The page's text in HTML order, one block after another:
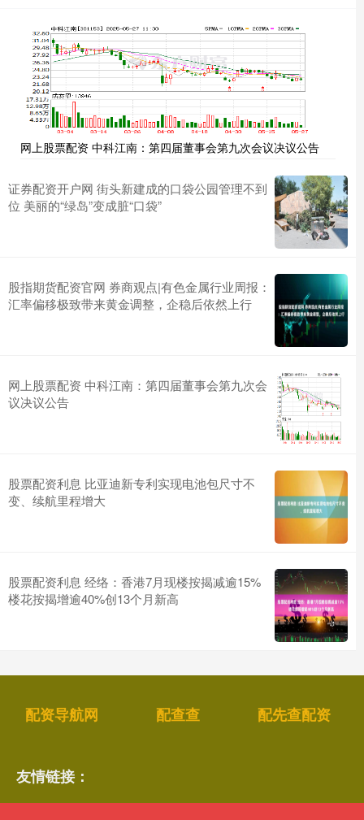
网上股票配资 中科江南：第四届董事会第九次会议决议公告
证券配资开户网 街头新建成的口袋公园管理不到
位 美丽的“绿岛”变成脏“口袋”
股指期货配资官网 券商观点|有色金属行业周报：
汇率偏移极致带来黄金调整，企稳后依然上行
网上股票配资 中科江南：第四届董事会第九次会
议决议公告
股票配资利息 比亚迪新专利实现电池包尺寸不
变、续航里程增大
股票配资利息 经络：香港7月现楼按揭减逾15%
楼花按揭增逾40%创13个月新高
配资导航网 配查查 配先查配资
友情链接：